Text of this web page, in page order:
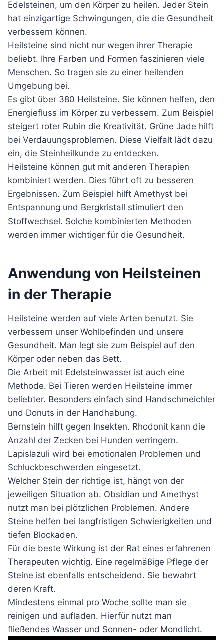
Edelsteinen, um den Körper zu heilen. Jeder Stein
hat einzigartige Schwingungen, die die Gesundheit
verbessern können.
Heilsteine sind nicht nur wegen ihrer Therapie
beliebt. Ihre Farben und Formen faszinieren viele
Menschen. So tragen sie zu einer heilenden
Umgebung bei.
Es gibt über 380 Heilsteine. Sie können helfen, den
Energiefluss im Körper zu verbessern. Zum Beispiel
steigert roter Rubin die Kreativität. Grüne Jade hilft
bei Verdauungsproblemen. Diese Vielfalt lädt dazu
ein, die Steinheilkunde zu entdecken.
Heilsteine können gut mit anderen Therapien
kombiniert werden. Dies führt oft zu besseren
Ergebnissen. Zum Beispiel hilft Amethyst bei
Entspannung und Bergkristall stimuliert den
Stoffwechsel. Solche kombinierten Methoden
werden immer wichtiger für die Gesundheit.
Anwendung von Heilsteinen
in der Therapie
Heilsteine werden auf viele Arten benutzt. Sie
verbessern unser Wohlbefinden und unsere
Gesundheit. Man legt sie zum Beispiel auf den
Körper oder neben das Bett.
Die Arbeit mit Edelsteinwasser ist auch eine
Methode. Bei Tieren werden Heilsteine immer
beliebter. Besonders einfach sind Handschmeichler
und Donuts in der Handhabung.
Bernstein hilft gegen Insekten. Rhodonit kann die
Anzahl der Zecken bei Hunden verringern.
Lapislazuli wird bei emotionalen Problemen und
Schluckbeschwerden eingesetzt.
Welcher Stein der richtige ist, hängt von der
jeweiligen Situation ab. Obsidian und Amethyst
nutzt man bei plötzlichen Problemen. Andere
Steine helfen bei langfristigen Schwierigkeiten und
tiefen Blockaden.
Für die beste Wirkung ist der Rat eines erfahrenen
Therapeuten wichtig. Eine regelmäßige Pflege der
Steine ist ebenfalls entscheidend. Sie bewahrt
deren Kraft.
Mindestens einmal pro Woche sollte man sie
reinigen und aufladen. Hierfür nutzt man
fließendes Wasser und Sonnen- oder Mondlicht.